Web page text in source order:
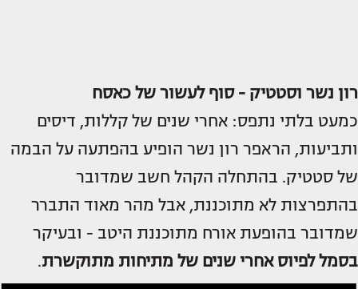
רון נשר וסטטיק - סוף לעשור של כאסח
כמעט בלתי נתפס: אחרי שנים של קללות, דיסים
ותביעות, הראפר רון נשר הופיע בהפתעה על הבמה
של סטטיק. בהתחלה הקהל חשב שמדובר
בהתפרצות לא מתוכננת, אבל מהר מאוד התברר
שמדובר בהופעת אורח מתוכננת היטב - ובעיקר
בסמל לפיוס אחרי שנים של מתיחות מתוקשרת.